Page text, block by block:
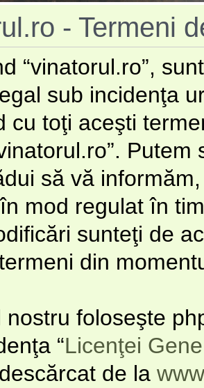
- Termeni
“vinatorul.ro”,
sub incidenţa
cu toţi aceşti
să vă
mod regulat în
sunteţi de
din
nostru foloseşte
“Licenţei
de la